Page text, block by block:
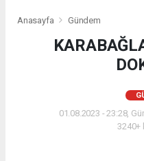
Anasayfa Gündem
01.08.2023 - 23:28,
3240+